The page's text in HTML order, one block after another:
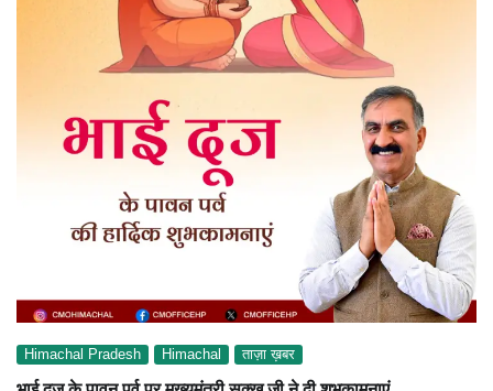
Himachal Pradesh Himachal ताज़ा ख़बर